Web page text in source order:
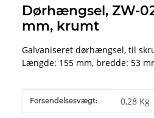
Dørhængsel, ZW-
mm, krumt
Galvaniseret dørhængsel, til
Længde: 155 mm, bredde: 53
#productDetails.itemValue#
Forsendelsesvægt: 0,28 Kg